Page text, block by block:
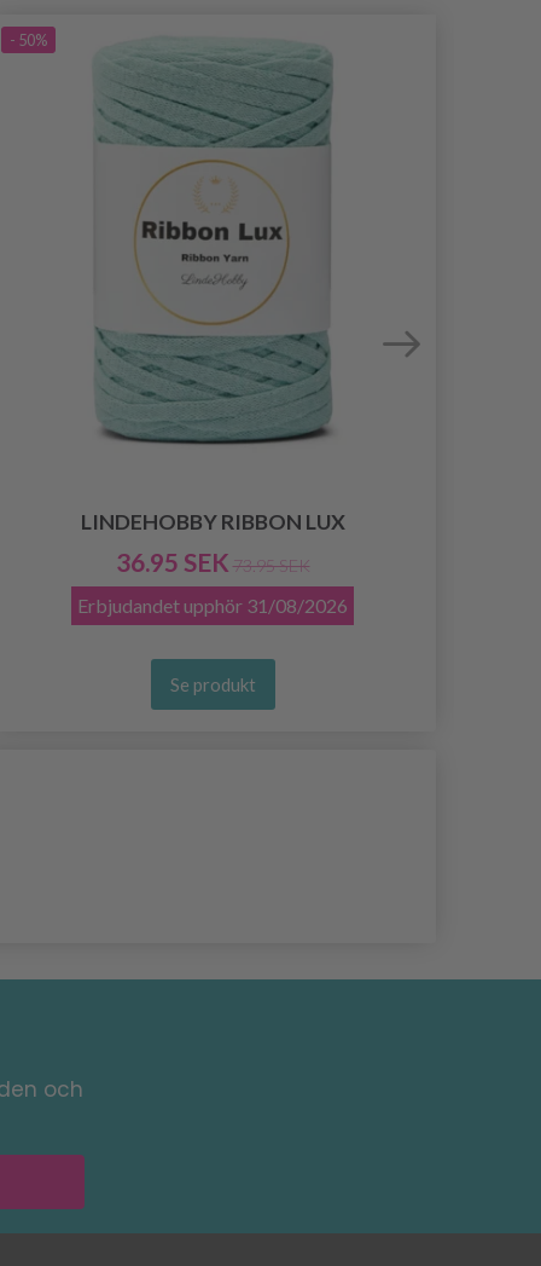
- 50%
LINDEHOBBY RIBBON LUX
36.95 SEK 73.95 SEK
Erbjudandet upphör 31/08/2026
Se produkt
och